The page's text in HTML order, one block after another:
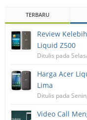
TERBARU
Review
Liquid Z500
Ditulis pada
Harga Acer
Lima
Ditulis pada
Video Call